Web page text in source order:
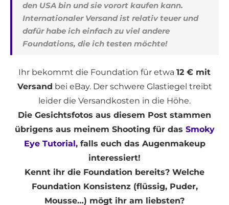
den USA bin und sie vorort kaufen kann.
Internationaler Versand ist relativ teuer und
dafür habe ich einfach zu viel andere
Foundations, die ich testen möchte!
Ihr bekommt die Foundation für etwa 12 € mit
Versand bei eBay. Der schwere Glastiegel treibt
leider die Versandkosten in die Höhe.
Die Gesichtsfotos aus diesem Post stammen
übrigens aus meinem Shooting für das Smoky
Eye Tutorial, falls euch das Augenmakeup
interessiert!
Kennt ihr die Foundation bereits? Welche
Foundation Konsistenz (flüssig, Puder,
Mousse…) mögt ihr am liebsten?